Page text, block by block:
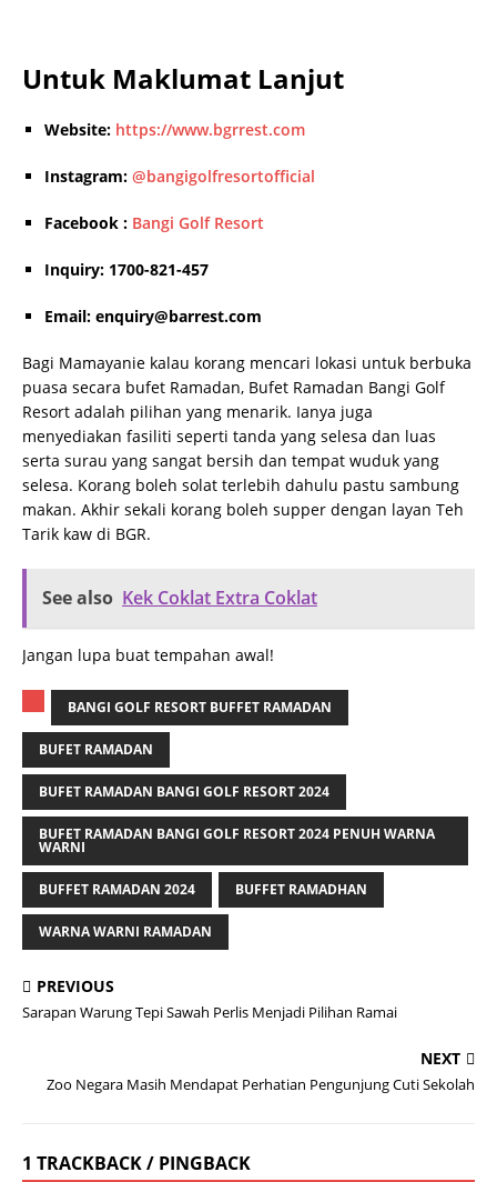
Untuk Maklumat Lanjut
Website: https://www.bgrrest.com
Instagram: @bangigolfresortofficial
Facebook : Bangi Golf Resort
Inquiry: 1700-821-457
Email: enquiry@barrest.com
Bagi Mamayanie kalau korang mencari lokasi untuk berbuka
puasa secara bufet Ramadan, Bufet Ramadan Bangi Golf
Resort adalah pilihan yang menarik. Ianya juga
menyediakan fasiliti seperti tanda yang selesa dan luas
serta surau yang sangat bersih dan tempat wuduk yang
selesa. Korang boleh solat terlebih dahulu pastu sambung
makan. Akhir sekali korang boleh supper dengan layan Teh
Tarik kaw di BGR.
See also Kek Coklat Extra Coklat
Jangan lupa buat tempahan awal!
BANGI GOLF RESORT BUFFET RAMADAN
BUFET RAMADAN
BUFET RAMADAN BANGI GOLF RESORT 2024
BUFET RAMADAN BANGI GOLF RESORT 2024 PENUH WARNA
WARNI
BUFFET RAMADAN 2024 BUFFET RAMADHAN
WARNA WARNI RAMADAN
PREVIOUS
Sarapan Warung Tepi Sawah Perlis Menjadi Pilihan Ramai
NEXT
Zoo Negara Masih Mendapat Perhatian Pengunjung Cuti Sekolah
1 TRACKBACK / PINGBACK